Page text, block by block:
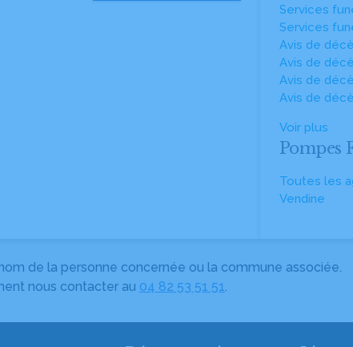
Services
Services
Avis de
Avis de
Avis de
Avis de
Voir plus
Pompes
Toutes les
Vendine
de la personne concernée ou la commune associée.
nous contacter au 04 82 53 51 51.